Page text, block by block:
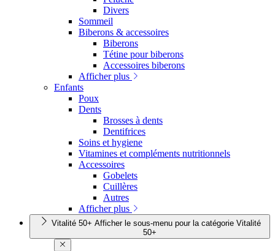
Divers
Sommeil
Biberons & accessoires
Biberons
Tétine pour biberons
Accessoires biberons
Afficher plus
Enfants
Poux
Dents
Brosses à dents
Dentifrices
Soins et hygiene
Vitamines et compléments nutritionnels
Accessoires
Gobelets
Cuillères
Autres
Afficher plus
Vitalité 50+ Afficher le sous-menu pour la catégorie Vitalité
50+